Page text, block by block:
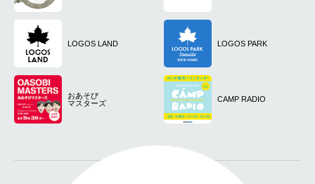
LOGOS LAND LOGOS PARK
おあそび
マスターズ
CAMP RADIO